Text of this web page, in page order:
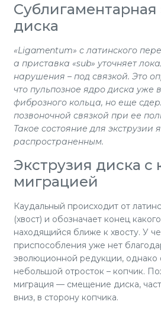
Сублигаментарная
диска
«Ligamentum» с латинского
а приставка «sub» уточняет
нарушения – под связкой. Это
что пульпозное ядро диска
фиброзного кольца, но еще
позвоночной связкой при ее
Такое состояние для экструзии
распространенным.
Экструзия диска с
миграцией
Каудальный происходит от
(хвост) и обозначает конец
находящийся ближе к хвосту. У
приспособления уже нет
эволюционной редукции, однако
небольшой отросток – копчик.
миграция — смещение диска,
вниз, в сторону копчика.